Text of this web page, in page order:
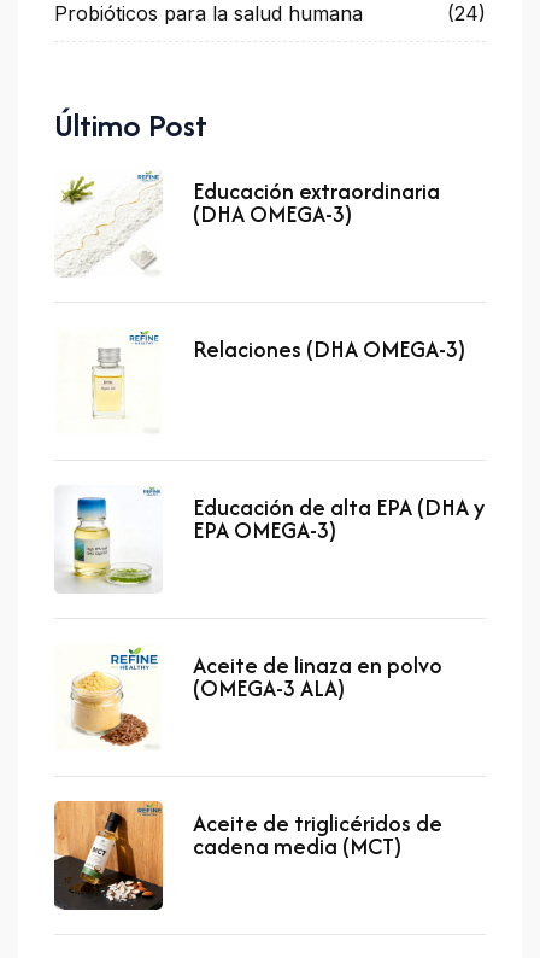
Probióticos para la salud humana (24)
Último Post
Educación extraordinaria
(DHA OMEGA-3)
Relaciones (DHA OMEGA-3)
Educación de alta EPA (DHA y
EPA OMEGA-3)
Aceite de linaza en polvo
(OMEGA-3 ALA)
Aceite de triglicéridos de
cadena media (MCT)